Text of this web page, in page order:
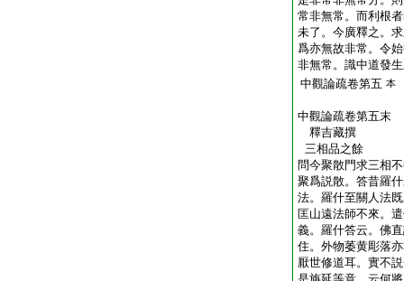
常非無常。而利根
未了。今廣釋之。
爲亦無故非常。令
非無常。識中道發
中觀論疏卷第五 本
中觀論疏卷第五末
釋吉藏撰
三相品之餘
問今聚散門求三相
聚爲説散。答昔羅
法。羅什至關人法
匡山遠法師不來。
義。羅什答云。佛
住。外物萎黄彫落
厭世修道耳。實不